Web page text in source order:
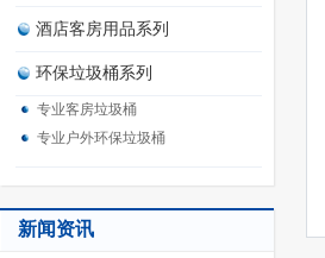
酒店客房用品系列
环保垃圾桶系列
专业客房垃圾桶
专业户外环保垃圾桶
新闻资讯